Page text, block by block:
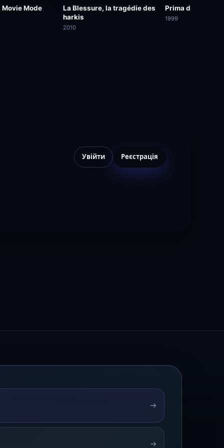
Movie Mode
La Blessure, la tragédie des
harkis
2010
Prima del
1999
Увійти Реєстрація